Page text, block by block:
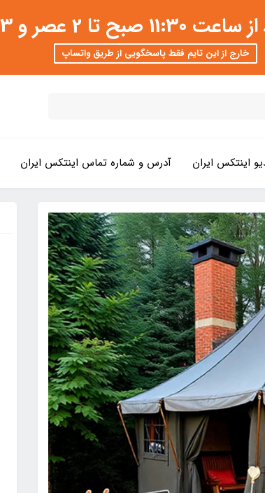
امکان پذیر است
خارج از این تایم فقط پاسخگویی از طریق واتساپ
اینتکس ایران آدرس و شماره تماس اینتکس ایران